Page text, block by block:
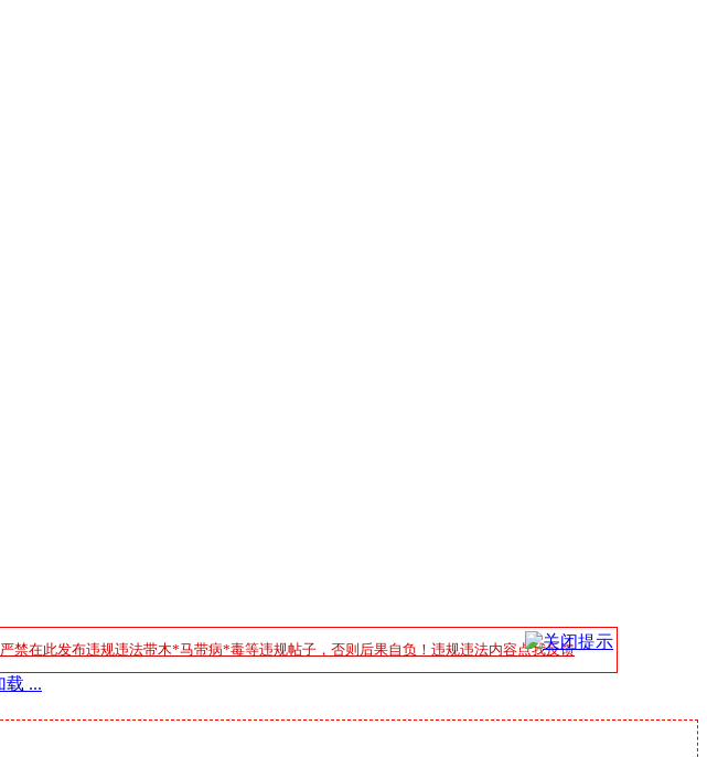
禁在此发布违规违法带木*马带病*毒等违规帖子，否则后果自负！违规违法内容点我反馈
载 ...